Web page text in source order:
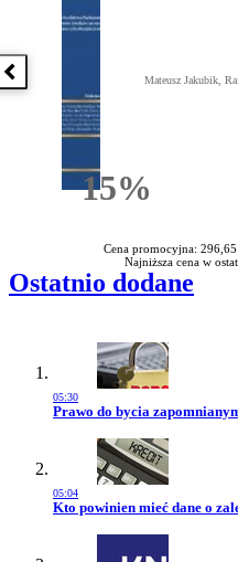
Poprzednia książka
15%Rabatu
Mateusz Jakubik,
Cena promocyjna: 296,65
Najniższa cena w
Ostatnio dodane
05:30
Przejdź do artykułu:
Prawo do bycia
05:04
Przejdź do artykułu:
Kto powinien mieć dane o